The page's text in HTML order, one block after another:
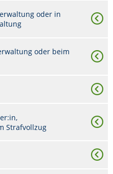
oder in
oder beim
Strafvollzug